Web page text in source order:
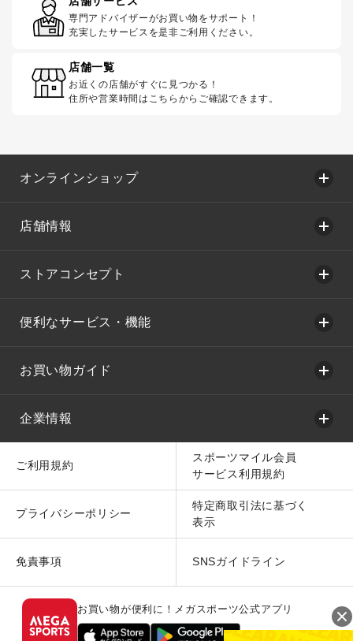
専門アドバイザーがお買い物をサポート！
充実したサービスを是非ご利用ください。
店舗一覧
お近くの店舗がすぐに見つかる！
住所や営業時間はこちらからご確認できます。
オンラインショップ
店舗情報
ストアコンセプト
便利なサービス・機能
お買い物ガイド
企業情報
ご利用規約
スポーツマイル会員
サービス利用規約
プライバシーポリシー
特定商取引法に基づく
表示
免責事項 SNSガイドライン
お買い物が便利に！メガスポーツ公式アプリ